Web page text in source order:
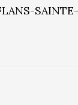
SAINTE-